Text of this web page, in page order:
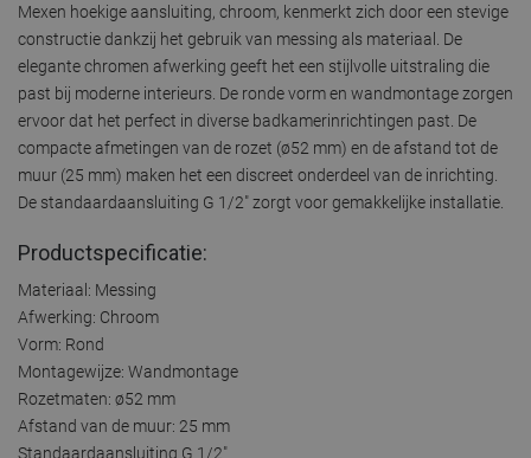
Mexen hoekige aansluiting, chroom, kenmerkt zich door een stevige
constructie dankzij het gebruik van messing als materiaal. De
elegante chromen afwerking geeft het een stijlvolle uitstraling die
past bij moderne interieurs. De ronde vorm en wandmontage zorgen
ervoor dat het perfect in diverse badkamerinrichtingen past. De
compacte afmetingen van de rozet (ø52 mm) en de afstand tot de
muur (25 mm) maken het een discreet onderdeel van de inrichting.
De standaardaansluiting G 1/2" zorgt voor gemakkelijke installatie.
Productspecificatie:
Materiaal: Messing
Afwerking: Chroom
Vorm: Rond
Montagewijze: Wandmontage
Rozetmaten: ø52 mm
Afstand van de muur: 25 mm
Standaardaansluiting G 1/2"